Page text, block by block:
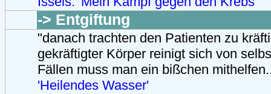
-> Entgiftung
"danach trachten den Patienten zu
gekräftigter Körper reinigt sich von
Fällen muss man ein bißchen
'Heilendes Wasser'